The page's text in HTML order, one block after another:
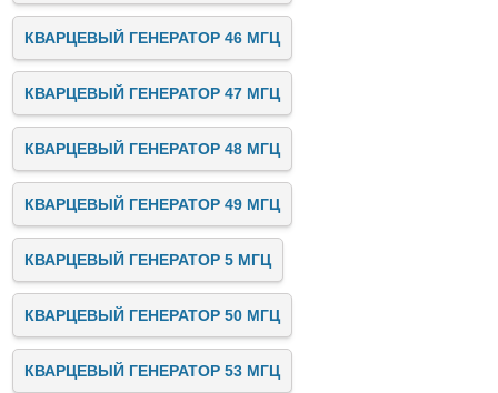
КВАРЦЕВЫЙ ГЕНЕРАТОР 46 МГЦ
КВАРЦЕВЫЙ ГЕНЕРАТОР 47 МГЦ
КВАРЦЕВЫЙ ГЕНЕРАТОР 48 МГЦ
КВАРЦЕВЫЙ ГЕНЕРАТОР 49 МГЦ
КВАРЦЕВЫЙ ГЕНЕРАТОР 5 МГЦ
КВАРЦЕВЫЙ ГЕНЕРАТОР 50 МГЦ
КВАРЦЕВЫЙ ГЕНЕРАТОР 53 МГЦ